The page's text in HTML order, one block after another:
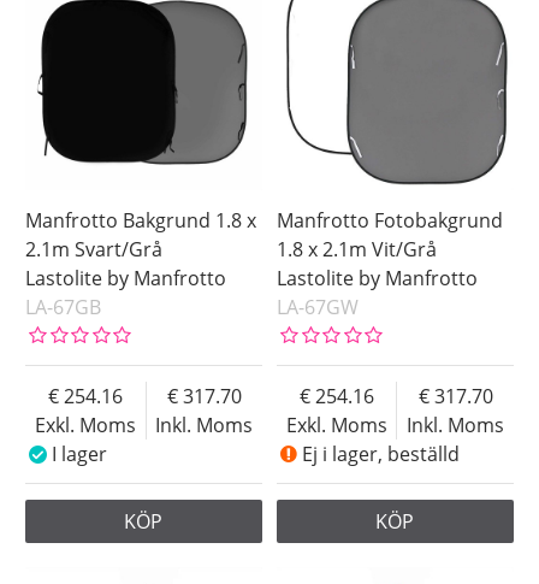
Manfrotto Bakgrund 1.8 x
2.1m Svart/Grå
Lastolite by Manfrotto
LA-67GB
Exkl. Moms
254.16
Inkl. Moms
317.70
I lager
KÖP
Manfrotto Fotobakgrund
1.8 x 2.1m Vit/Grå
Lastolite by Manfrotto
LA-67GW
Exkl. Moms
254.16
Inkl. Moms
317.70
Ej i lager, beställd
KÖP